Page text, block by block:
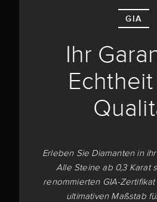
GIA
Ihr
Erleben Sie Diamanten in
Alle Steine ab 0,3 Karat
renommierten GIA-
ultimativen Maßstab